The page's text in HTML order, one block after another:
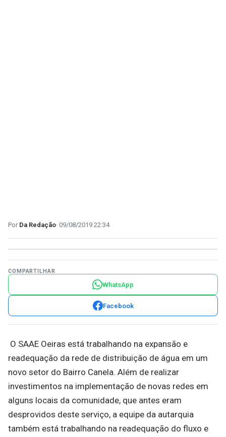
Da Redação 09/08/2019 22:34
COMPARTILHAR
WhatsApp
Facebook
O SAAE Oeiras está trabalhando na expansão e
readequação da rede de distribuição de água em um
novo setor do Bairro Canela. Além de realizar
investimentos na implementação de novas redes em
alguns locais da comunidade, que antes eram
desprovidos deste serviço, a equipe da autarquia
também está trabalhando na readequação do fluxo e